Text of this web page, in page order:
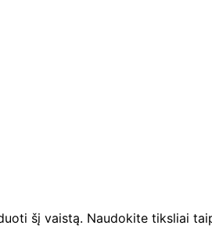
šį vaistą. Naudokite tiksliai